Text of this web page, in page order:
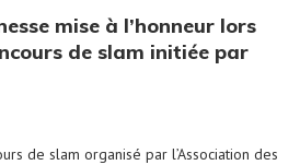
mise à l’honneur lors
de slam initiée par
de slam organisé par l’Association des